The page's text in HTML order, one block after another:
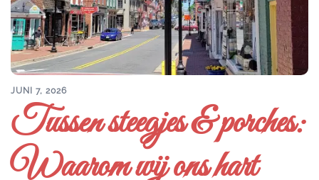
JUNI 7, 2026
Tussen steegjes & porches:
Waarom wij ons hart